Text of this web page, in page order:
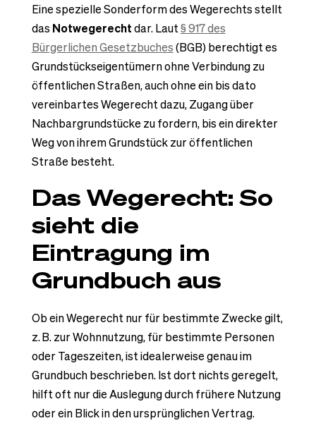
Eine spezielle Sonderform des Wegerechts stellt
das Notwegerechtdar. Laut§ 917 des
Bürgerlichen Gesetzbuches(BGB) berechtigt es
Grundstückseigentümern ohne Verbindung zu
öffentlichen Straßen, auch ohne ein bis dato
vereinbartes Wegerecht dazu, Zugang über
Nachbargrundstücke zu fordern, bis ein direkter
Weg von ihrem Grundstück zur öffentlichen
Straße besteht.
Das Wegerecht: So
sieht die
Eintragung im
Grundbuch aus
Ob ein Wegerecht nur für bestimmte Zwecke gilt,
z. B. zur Wohnnutzung, für bestimmte Personen
oder Tageszeiten, ist idealerweise genau im
Grundbuch beschrieben. Ist dort nichts geregelt,
hilft oft nur die Auslegung durch frühere Nutzung
oder ein Blick in den ursprünglichen Vertrag.